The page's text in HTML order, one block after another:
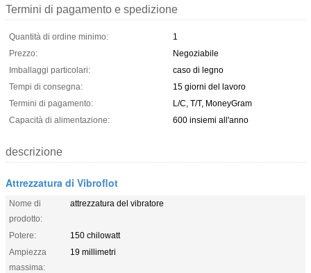
Termini di pagamento e spedizione
Quantità di ordine minimo:
1
Prezzo:
Negoziabile
Imballaggi particolari:
caso di legno
Tempi di consegna:
15 giorni del lavoro
Termini di pagamento:
L/C, T/T, MoneyGram
Capacità di alimentazione:
600 insiemi all'anno
descrizione
Attrezzatura di Vibroflot
Nome di
prodotto:
attrezzatura del vibratore
Potere:
150 chilowatt
Ampiezza
massima:
19 millimetri